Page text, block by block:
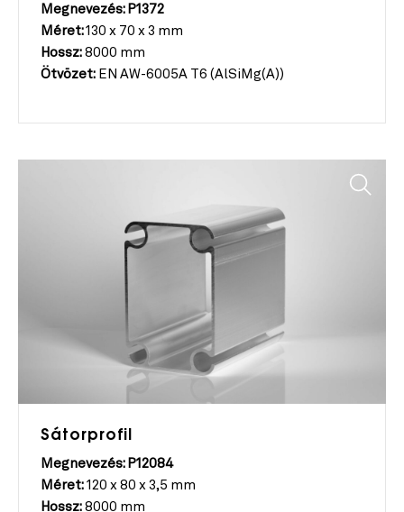
Megnevezés: P1372
Méret: 130 x 70 x 3 mm
Hossz: 8000 mm
Ötvözet: EN AW-6005A T6 (AlSiMg(A))
Sátorprofil
Megnevezés: P12084
Méret: 120 x 80 x 3,5 mm
Hossz: 8000 mm